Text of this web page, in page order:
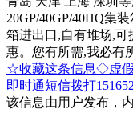
20GP/40GP/40HQ集
箱进出口,自有堆场,
惠。您有所需,我必有
☆收藏这条信息◇虚
即时通短信拨打
该信息由用户发布，